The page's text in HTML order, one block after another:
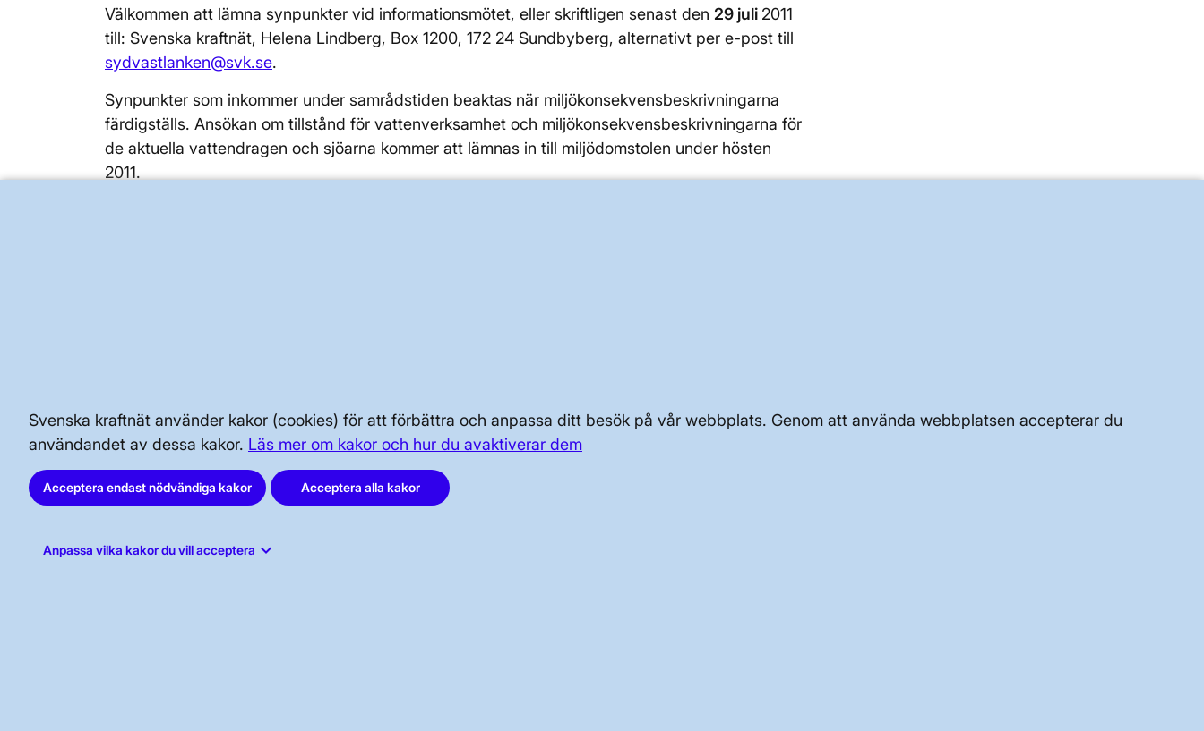
Svenska kraftnät använder kakor (cookies) för att förbättra och anpassa ditt besök på vår webbplats. Genom att använda webbplatsen accepterar du
användandet av dessa kakor. Läs mer om kakor och hur du avaktiverar dem
Acceptera endast nödvändiga kakor Acceptera alla kakor
Anpassa vilka kakor du vill acceptera keyboard_arrow_down
Välkommen att lämna synpunkter vid informationsmötet, eller skriftligen senast den 29 juli 2011
till: Svenska kraftnät, Helena Lindberg, Box 1200, 172 24 Sundbyberg, alternativt per e-post till
sydvastlanken@svk.se.
Synpunkter som inkommer under samrådstiden beaktas när miljökonsekvensbeskrivningarna
färdigställs. Ansökan om tillstånd för vattenverksamhet och miljökonsekvensbeskrivningarna för
de aktuella vattendragen och sjöarna kommer att lämnas in till miljödomstolen under hösten
2011.
AKTÖRSPORTALEN PRESS OCH NYHETER